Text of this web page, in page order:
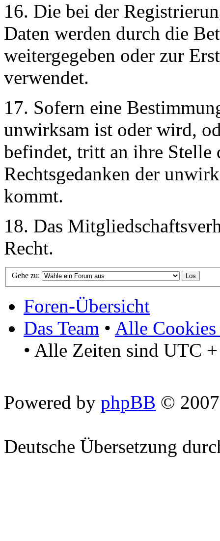
16. Die bei der
Daten werden durch die
weitergegeben oder zur
verwendet.
17. Sofern eine
unwirksam ist oder wird,
befindet, tritt an ihre Stelle
Rechtsgedanken der
kommt.
18. Das
Recht.
Gehe zu:
Foren-Übersicht
Das Team • Alle Cookies
• Alle Zeiten sind UTC
Powered by phpBB ©
Deutsche Übersetzung